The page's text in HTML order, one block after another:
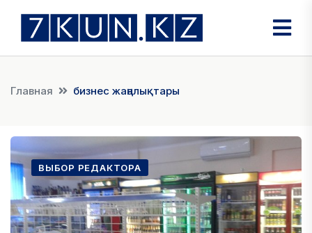
Главная бизнес жаңалықтары
ВЫБОР РЕДАКТОРА